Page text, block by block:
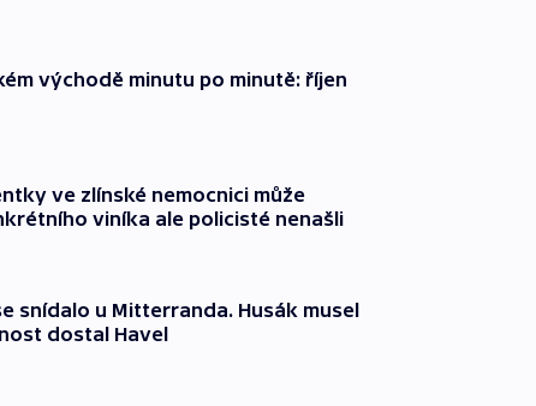
východě minutu po minutě: říjen
ve zlínské nemocnici může
viníka ale policisté nenašli
snídalo u Mitterranda. Husák musel
dostal Havel